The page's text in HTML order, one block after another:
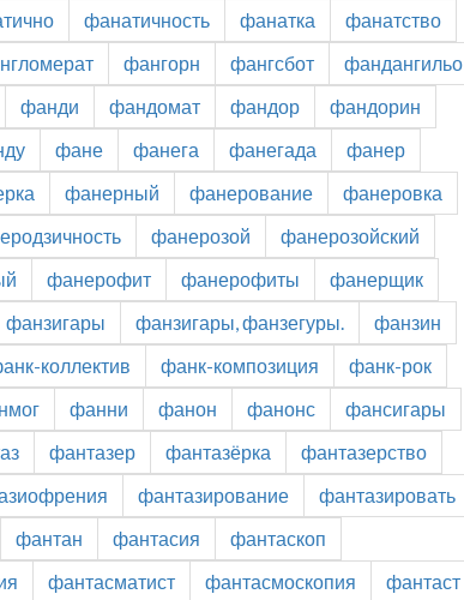
фанатичность фанатка
фанатство
фангорн фангсбот
фандангильо
фанди фандомат фандор
фандорин
фане фанега фанегада
фанер
фанерный фанерование
фанеровка
фанерозой
фанерозойский
фанерофит фанерофиты
фанерщик
фанзигары фанзигары, фанзегуры.
фанзин
коллектив фанк-композиция
фанк-рок
фанни фанон фанонс
фансигары
фантазер фантазёрка
фантазерство
фантазирование
фантазировать
фантан фантасия
фантаскоп
фантасматист фантасмоскопия фантаст